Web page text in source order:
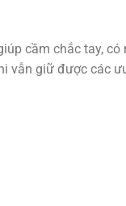
cầm chắc tay, có
vẫn giữ được các